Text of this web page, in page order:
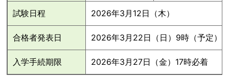
試験日程 2026年3月12日（木）
合格者発表日 2026年3月22日（日）9時（予定）
入学手続期限 2026年3月27日（金）17時必着